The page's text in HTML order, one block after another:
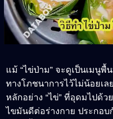
แม้ “ไข่ป่าม” จะดูเป็นเมนู
ทางโภชนาการไว้ไม่น้อยเ
หลักอย่าง “ไข่” ที่อุดมไปด้
ไขมันดีต่อร่างกาย ประกอบ